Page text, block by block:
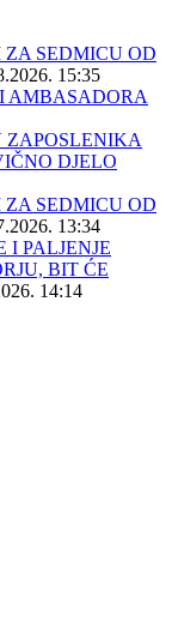
SEDMICU OD
15:35
AMBASADORA
ZAPOSLENIKA
DJELO
SEDMICU OD
13:34
I PALJENJE
BIT ĆE
14:14